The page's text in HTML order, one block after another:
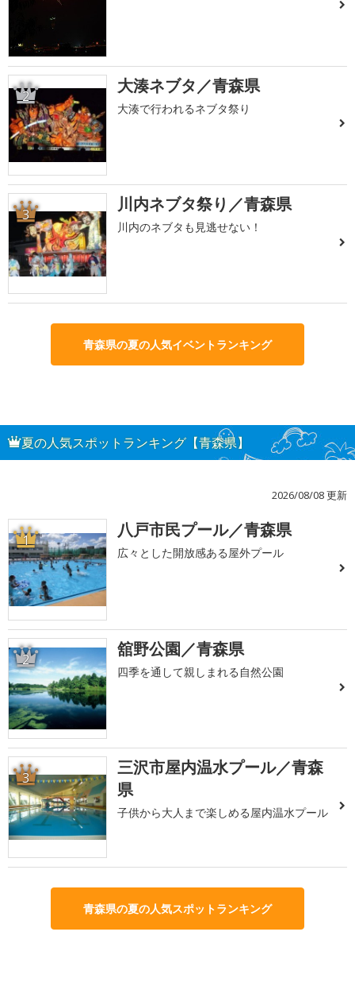
2 大湊ネブタ／青森県
大湊で行われるネブタ祭り
3 川内ネブタ祭り／青森県
川内のネブタも見逃せない！
青森県の夏の人気イベントランキング
夏の人気スポットランキング【青森県】
2026/08/08 更新
1 八戸市民プール／青森県
広々とした開放感ある屋外プール
2 舘野公園／青森県
四季を通して親しまれる自然公園
3
三沢市屋内温水プール／青森
県
子供から大人まで楽しめる屋内温水プール
青森県の夏の人気スポットランキング